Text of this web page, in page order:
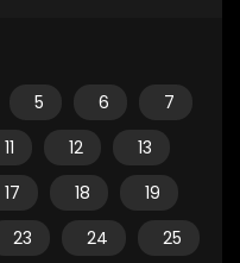
5 6
7
11 12
13
17 18
19
23 24
25